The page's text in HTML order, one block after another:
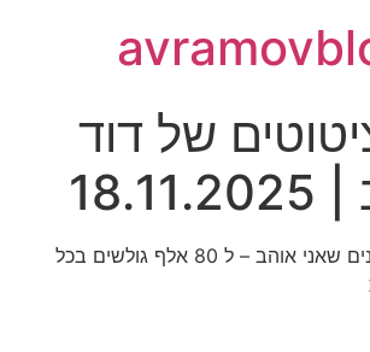
של דוד
אני אוהב לשתף תכנים שאני אוהב – ל 80 אלף גולשים בכל